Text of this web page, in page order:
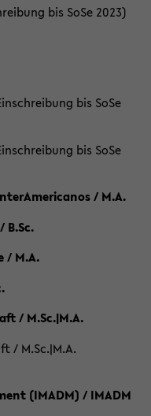
bis SoSe 2023)
bis SoSe
bis SoSe
/ M.A.
B.Sc.
/ M.A.
/ M.Sc.|M.A.
/ M.Sc.|M.A.
(IMADM) / IMADM